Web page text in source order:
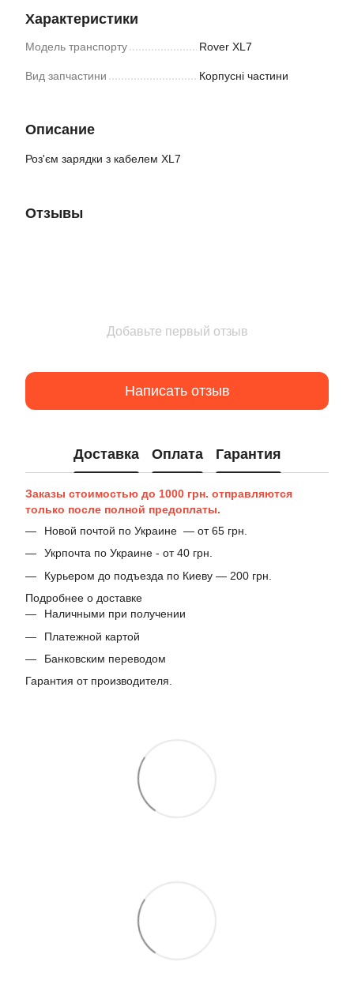
Характеристики
Модель транспорту Rover XL7
Вид запчастини Корпусні частини
Описание
Роз'єм зарядки з кабелем XL7
Отзывы
Добавьте первый отзыв
Написать отзыв
Доставка Оплата Гарантия
Заказы стоимостью до 1000 грн. отправляются
только после полной предоплаты.
Новой почтой по Украине — от 65 грн.
Укрпочта по Украине - от 40 грн.
Курьером до подъезда по Киеву — 200 грн.
Подробнее о доставке
Наличными при получении
Платежной картой
Банковским переводом
Гарантия от производителя.